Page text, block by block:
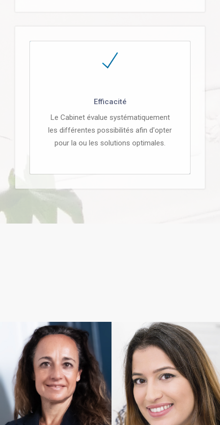
Efficacité
Le Cabinet évalue systématiquement
les différentes possibilités afin d'opter
pour la ou les solutions optimales.